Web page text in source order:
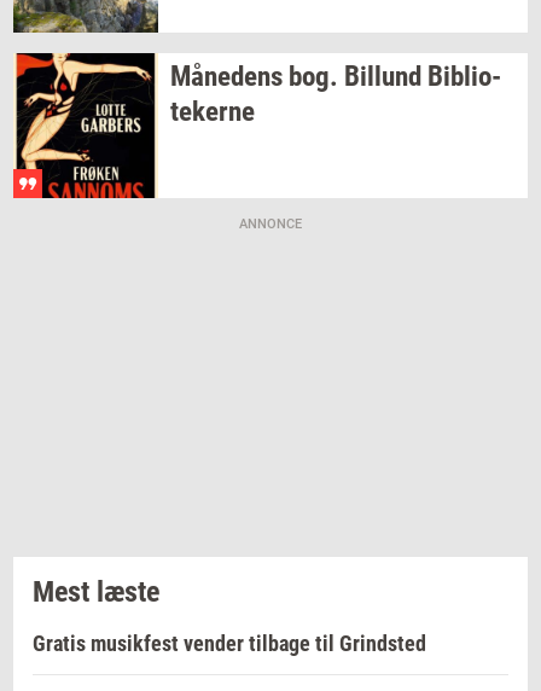
Må­ne­dens bog. Bil­lund Bi­bli­o­
te­ker­ne
ANNONCE
Mest læste
Gratis musikfest vender tilbage til Grindsted